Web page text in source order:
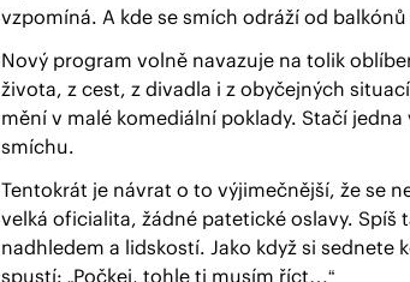
vzpomíná. A kde se smích odráží od
Nový program volně navazuje na tolik
života, z cest, z divadla i z obyčejných
mění v malé komediální poklady. Stačí
smíchu.
Tentokrát je návrat o to výjimečnější, že se
velká oficialita, žádné patetické oslavy. Spíš
nadhledem a lidskostí. Jako když si sednete
spustí: „Počkej, tohle ti musím říct…“